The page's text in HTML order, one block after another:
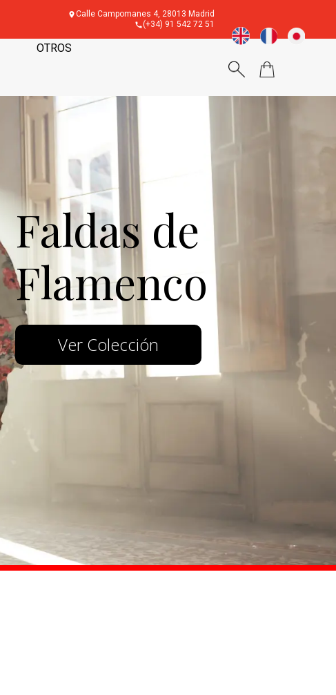
Calle Campomanes 4, 28013 Madrid
(+34) 91 542 72 51
OTROS